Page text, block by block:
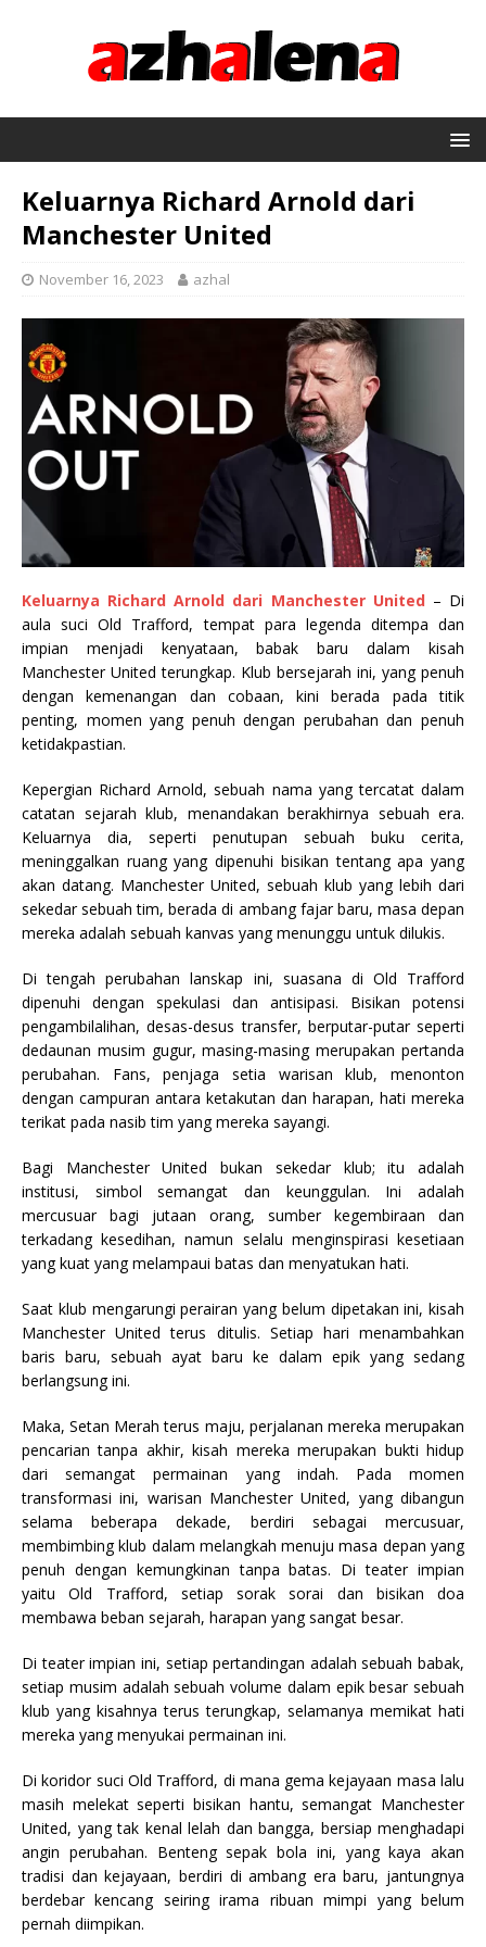
Keluarnya Richard Arnold dari
Manchester United
November 16, 2023 azhal
Keluarnya Richard Arnold dari Manchester United – Di
aula suci Old Trafford, tempat para legenda ditempa dan
impian menjadi kenyataan, babak baru dalam kisah
Manchester United terungkap. Klub bersejarah ini, yang penuh
dengan kemenangan dan cobaan, kini berada pada titik
penting, momen yang penuh dengan perubahan dan penuh
ketidakpastian.
Kepergian Richard Arnold, sebuah nama yang tercatat dalam
catatan sejarah klub, menandakan berakhirnya sebuah era.
Keluarnya dia, seperti penutupan sebuah buku cerita,
meninggalkan ruang yang dipenuhi bisikan tentang apa yang
akan datang. Manchester United, sebuah klub yang lebih dari
sekedar sebuah tim, berada di ambang fajar baru, masa depan
mereka adalah sebuah kanvas yang menunggu untuk dilukis.
Di tengah perubahan lanskap ini, suasana di Old Trafford
dipenuhi dengan spekulasi dan antisipasi. Bisikan potensi
pengambilalihan, desas-desus transfer, berputar-putar seperti
dedaunan musim gugur, masing-masing merupakan pertanda
perubahan. Fans, penjaga setia warisan klub, menonton
dengan campuran antara ketakutan dan harapan, hati mereka
terikat pada nasib tim yang mereka sayangi.
Bagi Manchester United bukan sekedar klub; itu adalah
institusi, simbol semangat dan keunggulan. Ini adalah
mercusuar bagi jutaan orang, sumber kegembiraan dan
terkadang kesedihan, namun selalu menginspirasi kesetiaan
yang kuat yang melampaui batas dan menyatukan hati.
Saat klub mengarungi perairan yang belum dipetakan ini, kisah
Manchester United terus ditulis. Setiap hari menambahkan
baris baru, sebuah ayat baru ke dalam epik yang sedang
berlangsung ini.
Maka, Setan Merah terus maju, perjalanan mereka merupakan
pencarian tanpa akhir, kisah mereka merupakan bukti hidup
dari semangat permainan yang indah. Pada momen
transformasi ini, warisan Manchester United, yang dibangun
selama beberapa dekade, berdiri sebagai mercusuar,
membimbing klub dalam melangkah menuju masa depan yang
penuh dengan kemungkinan tanpa batas. Di teater impian
yaitu Old Trafford, setiap sorak sorai dan bisikan doa
membawa beban sejarah, harapan yang sangat besar.
Di teater impian ini, setiap pertandingan adalah sebuah babak,
setiap musim adalah sebuah volume dalam epik besar sebuah
klub yang kisahnya terus terungkap, selamanya memikat hati
mereka yang menyukai permainan ini.
Di koridor suci Old Trafford, di mana gema kejayaan masa lalu
masih melekat seperti bisikan hantu, semangat Manchester
United, yang tak kenal lelah dan bangga, bersiap menghadapi
angin perubahan. Benteng sepak bola ini, yang kaya akan
tradisi dan kejayaan, berdiri di ambang era baru, jantungnya
berdebar kencang seiring irama ribuan mimpi yang belum
pernah diimpikan.